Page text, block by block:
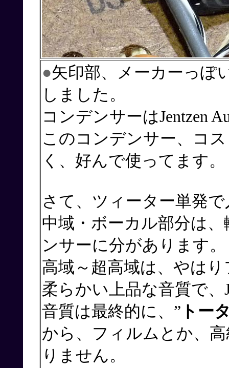
●矢印部、メーカーっぽ
しました。
コンデンサーはJentzen
このコンデンサー、コ
く、好んで使ってます。
さて、ツィーター単発
中域・ボーカル部分は
ンサーに分があります。
高域～超高域は、やは
柔らかい上品な音質で、
音質は最終的に、” トー
から、フィルムとか、
りません。